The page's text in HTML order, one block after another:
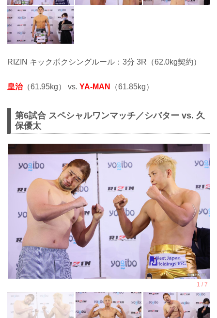
RIZIN キックボクシングルール：3分 3R（62.0kg契約）
皇治（61.95kg） vs. YA-MAN （61.85kg）
第6試合 スペシャルワンマッチ／シバター vs. 久
保優太